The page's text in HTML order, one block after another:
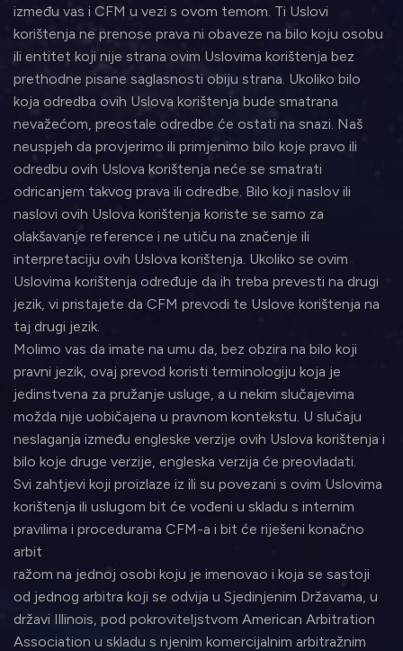
između vas i CFM u vezi s ovom temom. Ti Uslovi
korištenja ne prenose prava ni obaveze na bilo koju osobu
ili entitet koji nije strana ovim Uslovima korištenja bez
prethodne pisane saglasnosti obiju strana. Ukoliko bilo
koja odredba ovih Uslova korištenja bude smatrana
nevažećom, preostale odredbe će ostati na snazi. Naš
neuspjeh da provjerimo ili primjenimo bilo koje pravo ili
odredbu ovih Uslova korištenja neće se smatrati
odricanjem takvog prava ili odredbe. Bilo koji naslov ili
naslovi ovih Uslova korištenja koriste se samo za
olakšavanje reference i ne utiču na značenje ili
interpretaciju ovih Uslova korištenja. Ukoliko se ovim
Uslovima korištenja određuje da ih treba prevesti na drugi
jezik, vi pristajete da CFM prevodi te Uslove korištenja na
taj drugi jezik.
Molimo vas da imate na umu da, bez obzira na bilo koji
pravni jezik, ovaj prevod koristi terminologiju koja je
jedinstvena za pružanje usluge, a u nekim slučajevima
možda nije uobičajena u pravnom kontekstu. U slučaju
neslaganja između engleske verzije ovih Uslova korištenja i
bilo koje druge verzije, engleska verzija će preovladati.
Svi zahtjevi koji proizlaze iz ili su povezani s ovim Uslovima
korištenja ili uslugom bit će vođeni u skladu s internim
pravilima i procedurama CFM-a i bit će riješeni konačno
arbit
ražom na jednoj osobi koju je imenovao i koja se sastoji
od jednog arbitra koji se odvija u Sjedinjenim Državama, u
državi Illinois, pod pokroviteljstvom American Arbitration
Association u skladu s njenim komercijalnim arbitražnim